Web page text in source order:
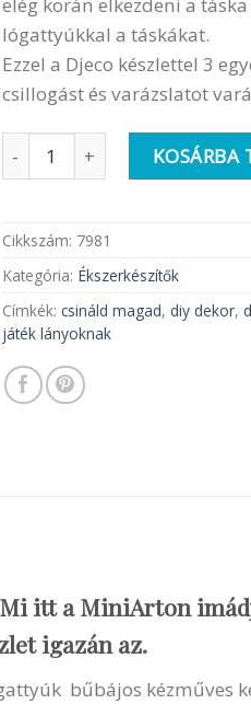
lógattyúkkal a táskákat.
Ezzel a Djeco készlettel 3
csillogást és varázslatot
Djeco Pillangó táskadíszKOSÁRBA
Cikkszám: 7981
Kategória: Ékszerkészítők
Címkék: csináld magad, diy dekor,
játék lányoknak
itt a MiniArton
igazán az.
bűbájos kézműves